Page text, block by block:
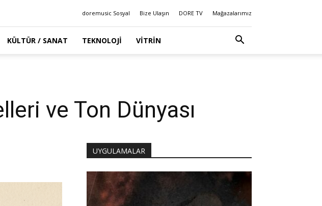
doremusic Sosyal Bize Ulaşın DORE TV Mağazalarımız
KÜLTÜR / SANAT TEKNOLOJI VITRIN
ve Ton Dünyası
UYGULAMALAR